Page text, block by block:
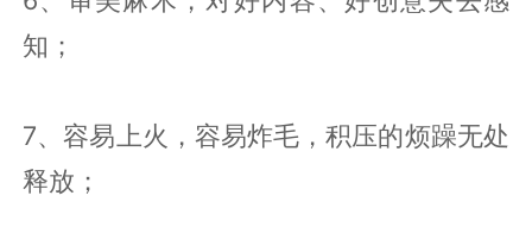
知；
7、容易上火，容易炸毛，积压的烦躁无处
释放；